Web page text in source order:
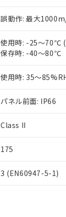
誤動作: 最大
使用時: -25～70℃ (
保存時: -40～80℃
使用時: 35～
パネル前面: IP66
Class II
175
3 (EN60947-5-1)
り割愛しており